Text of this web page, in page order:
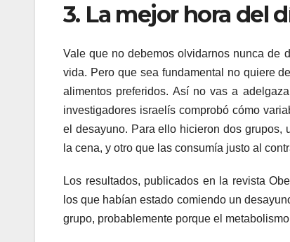
3. La mejor hora del
Vale que no debemos olvidarnos nunca de
vida. Pero que sea fundamental no quiere
alimentos preferidos. Así no vas a
investigadores israelís comprobó cómo
el desayuno. Para ello hicieron dos grupos,
la cena, y otro que las consumía justo al
Los resultados, publicados en la revista
los que habían estado comiendo un
grupo, probablemente porque el